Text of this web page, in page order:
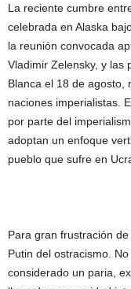
La reciente cumbre
celebrada en Alaska
la reunión convocada
Vladimir Zelensky, y las
Blanca el 18 de agosto,
naciones imperialistas.
por parte del
adoptan un enfoque
pueblo que sufre en
Para gran frustración
Putin del ostracismo.
considerado un paria,